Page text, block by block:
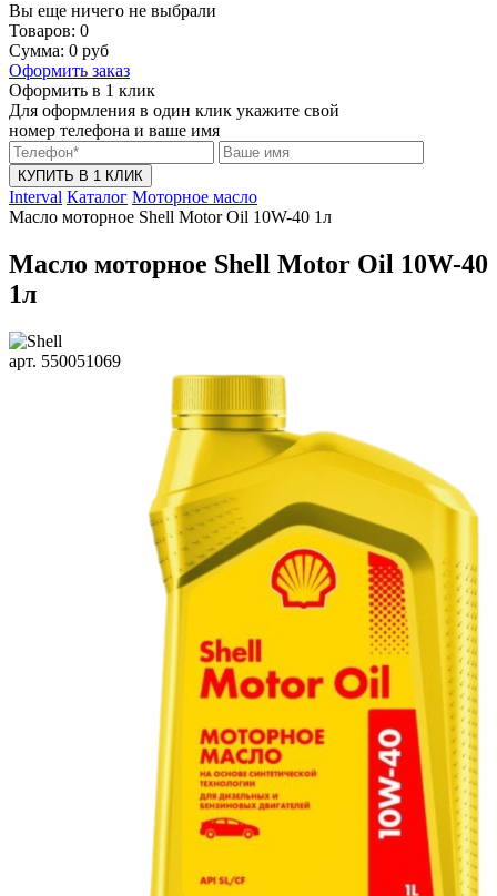
Вы еще ничего не выбрали
Товаров: 0
Сумма: 0 руб
Оформить заказ
Оформить в 1 клик
Для оформления в один клик укажите свой
номер телефона и ваше имя
КУПИТЬ В 1 КЛИК
Interval Каталог Моторное масло
Масло моторное Shell Motor Oil 10W-40 1л
Масло моторное Shell Motor Oil 10W-40
1л
арт. 550051069